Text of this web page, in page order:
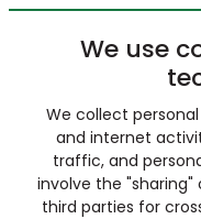
We use
We collect
and internet
traffic, and
involve the
third parties for